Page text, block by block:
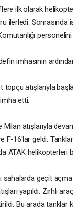
ilk olarak
ilerledi.
imhasının
topçu atışlarıyla
etti.
atışlarıyla
F-16'lar geldi.
ATAK
sahalarda geçit
yapıldı. Zırhlı
Bu arada tanklar